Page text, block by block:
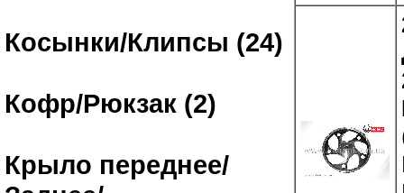
Косынки/Клипсы (24)
Кофр/Рюкзак (2)
Крыло переднее/